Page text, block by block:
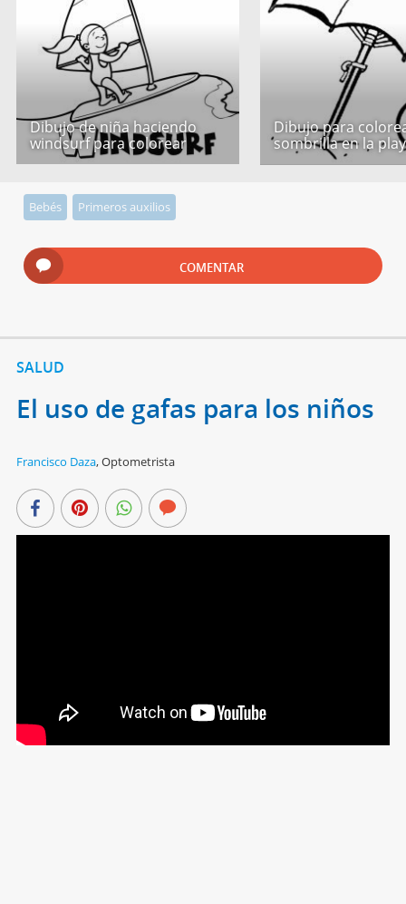
Dibujo de niña haciendo
windsurf para colorear
Dibujo para
sombrilla en la
Bebés Primeros auxilios
COMENTAR
SALUD
El uso de gafas para los niños
Francisco Daza,Optometrista